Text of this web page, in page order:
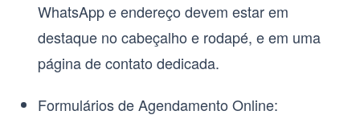
WhatsApp e endereço devem estar em
destaque no cabeçalho e rodapé, e em uma
página de contato dedicada.
Formulários de Agendamento Online: